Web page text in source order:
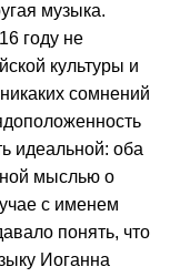
музыка.
году не
культуры и
сомнений
идеальной: оба
мыслью о
с именем
понять, что
Иоганна